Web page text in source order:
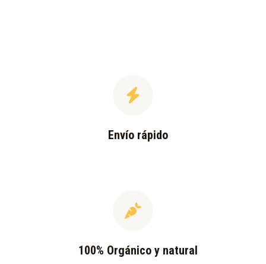
Envío rápido
100% Orgánico y natural